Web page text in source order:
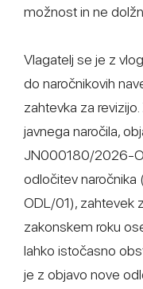
možnost in ne
Vlagatelj se je z
do naročnikovih
zahtevka za
javnega naročila,
JN000180/2026-
odločitev
ODL/01), zahtevek
zakonskem roku
lahko istočasno
je z objavo nove